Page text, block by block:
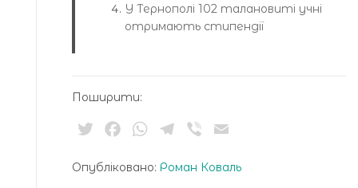
У Тернополі 102 талановиті учні
отримають стипендії
Поширити:
TwitterFacebookWhatsApp
Telegram
Viber
Опубліковано: Роман Коваль